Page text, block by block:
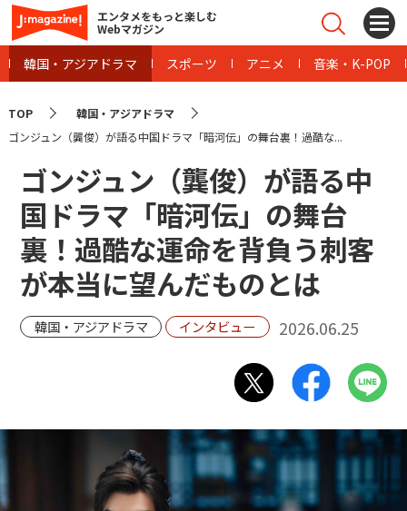
エンタメをもっと楽しむ
Webマガジン
韓国・アジアドラマ スポーツ アニメ 音楽・K-POP
TOP
韓国・アジアドラマ
ゴンジュン（龔俊）が語る中国ドラマ「暗河伝」の舞台裏！過酷な...
ゴンジュン（龔俊）が語る中
国ドラマ「暗河伝」の舞台
裏！過酷な運命を背負う刺客
が本当に望んだものとは
韓国・アジアドラマ インタビュー 2026.06.25